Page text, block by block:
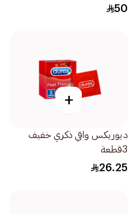
50
+
ديوريكس واقي ذكري خفيف
3قطعة
26.25